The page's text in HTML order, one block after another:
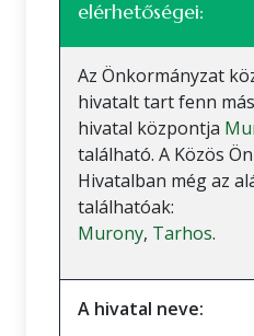
elérhetőségei:
Az Önkormányzat
hivatalt tart fenn
hivatal központja
található. A Közös
Hivatalban még az
találhatóak:
Murony, Tarhos.
A hivatal neve: